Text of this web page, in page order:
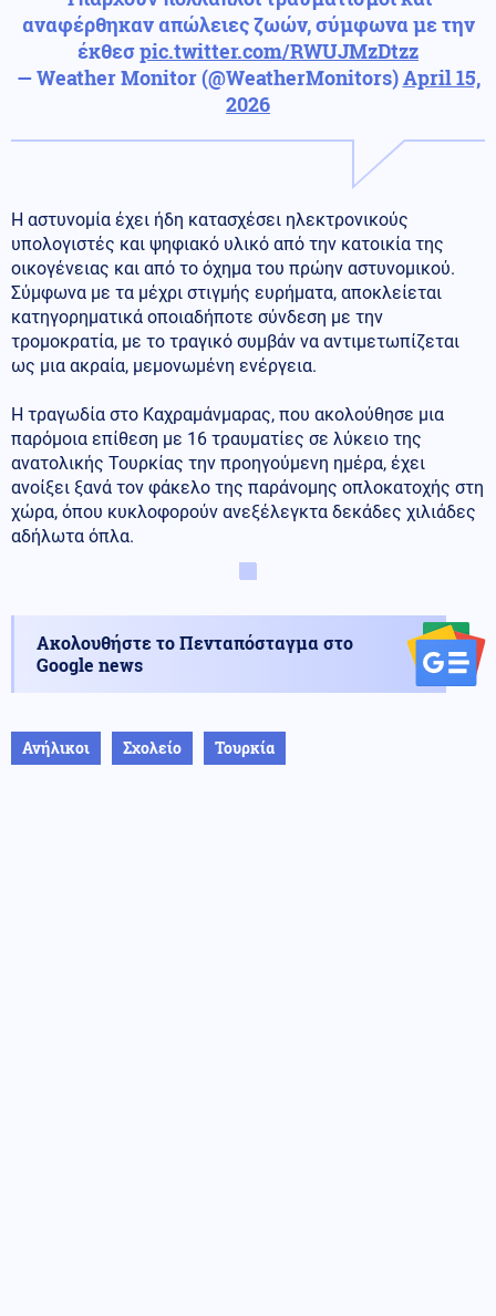
αναφέρθηκαν απώλειες ζωών, σύμφωνα με την
έκθεσpic.twitter.com/RWUJMzDtzz
— Weather Monitor (@WeatherMonitors)April 15,
2026
Η αστυνομία έχει ήδη κατασχέσει ηλεκτρονικούς
υπολογιστές και ψηφιακό υλικό από την κατοικία της
οικογένειας και από το όχημα του πρώην αστυνομικού.
Σύμφωνα με τα μέχρι στιγμής ευρήματα, αποκλείεται
κατηγορηματικά οποιαδήποτε σύνδεση με την
τρομοκρατία, με το τραγικό συμβάν να αντιμετωπίζεται
ως μια ακραία, μεμονωμένη ενέργεια.
Η τραγωδία στο Καχραμάνμαρας, που ακολούθησε μια
παρόμοια επίθεση με 16 τραυματίες σε λύκειο της
ανατολικής Τουρκίας την προηγούμενη ημέρα, έχει
ανοίξει ξανά τον φάκελο της παράνομης οπλοκατοχής στη
χώρα, όπου κυκλοφορούν ανεξέλεγκτα δεκάδες χιλιάδες
αδήλωτα όπλα.
Ακολουθήστε το Πενταπόσταγμα στο
Google news
Ανήλικοι Σχολείο Τουρκία